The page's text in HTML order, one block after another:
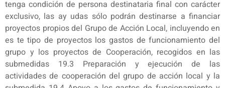
tenga condición de persona destinataria final con carácter
exclusivo, las ay udas sólo podrán destinarse a financiar
proyectos propios del Grupo de Acción Local, incluyendo en
es te tipo de proyectos los gastos de funcionamiento del
grupo y los proyectos de Cooperación, recogidos en las
submedidas 19.3 Preparación y ejecución de las
actividades de cooperación del grupo de acción local y la